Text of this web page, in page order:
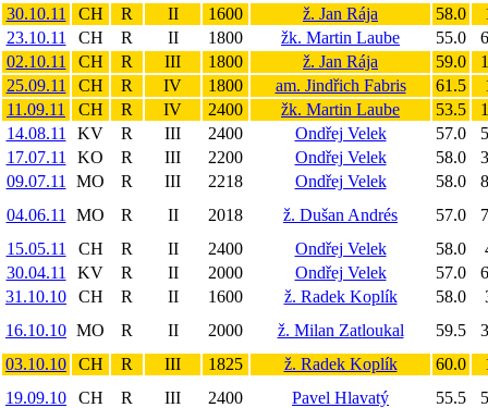
30.10.11
CH R II 1600 ž. Jan Rája 58.0
23.10.11
CH R II 1800 žk. Martin Laube 55.0
02.10.11
CH R III 1800 ž. Jan Rája 59.0
25.09.11
CH R IV 1800 am. Jindřich Fabris 61.5
11.09.11
CH R IV 2400 žk. Martin Laube 53.5
14.08.11
KV R III 2400 Ondřej Velek 57.0
17.07.11
KO R III 2200 Ondřej Velek 58.0
09.07.11
MO R III 2218 Ondřej Velek 58.0
04.06.11
MO R II 2018 ž. Dušan Andrés 57.0
15.05.11
CH R II 2400 Ondřej Velek 58.0
30.04.11
KV R II 2000 Ondřej Velek 57.0
31.10.10
CH R II 1600 ž. Radek Koplík 58.0
16.10.10 MO R II 2000 ž. Milan Zatloukal 59.5
03.10.10
CH R III 1825 ž. Radek Koplík 60.0
19.09.10
CH R III 2400 Pavel Hlavatý 55.5